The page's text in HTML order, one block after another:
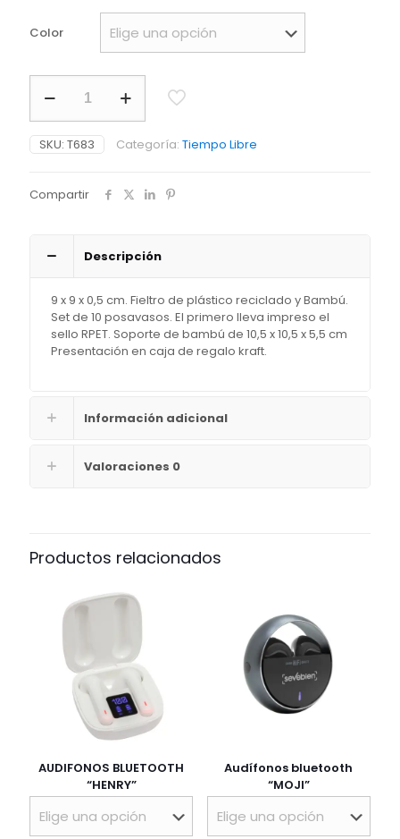
Color
RPET
"KOSTER"
cantidad
SKU: T683 Categoría: Tiempo Libre
Compartir
Descripción
9 x 9 x 0,5 cm. Fieltro de plástico reciclado y Bambú.
Set de 10 posavasos. El primero lleva impreso el
sello RPET. Soporte de bambú de 10,5 x 10,5 x 5,5 cm
Presentación en caja de regalo kraft.
Información adicional
Valoraciones 0
Productos relacionados
AUDIFONOS BLUETOOTH
“HENRY”
Audífonos bluetooth
“MOJI”